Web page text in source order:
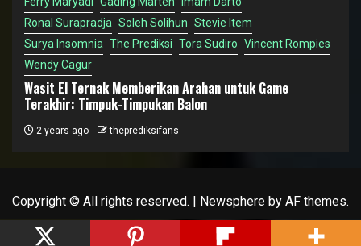
Ronal Surapradja Soleh Solihun Stevie Item
Surya Insomnia The Prediksi Tora Sudiro Vincent Rompies
Wendy Cagur
Wasit El Ternak Memberikan Arahan untuk Game
Terakhir: Timpuk-Timpukan Balon
2 years ago theprediksifans
Copyright © All rights reserved. | Newsphere by AF themes.